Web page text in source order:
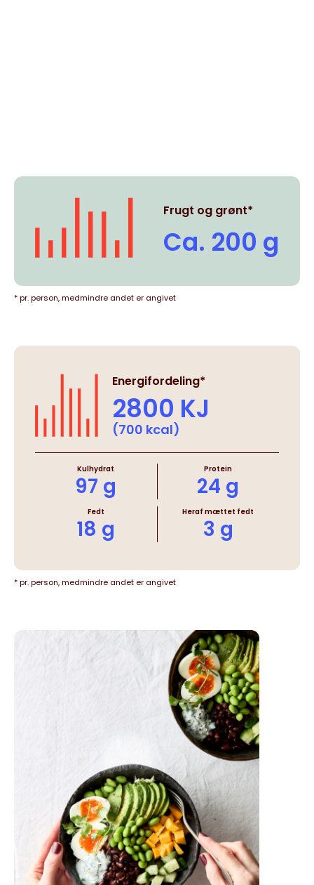
Frugt og grønt*
Ca. 200 g
* pr. person, medmindre andet er angivet
Energifordeling*
2800 KJ
(700 kcal)
Kulhydrat
97 g
Protein
24 g
Fedt
18 g
Heraf mættet fedt
3 g
* pr. person, medmindre andet er angivet